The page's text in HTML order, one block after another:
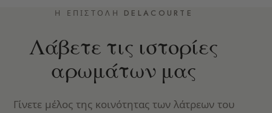
Η ΕΠΙΣΤΟΛΉ DELACOURTE
Λάβετε τις ιστορίες
αρωμάτων μας
Γίνετε μέλος της κοινότητας των λάτρεων του